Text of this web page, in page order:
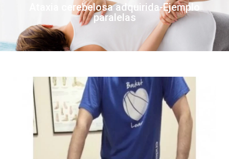
Ataxia cerebelosa adquirida-Ejemplo
paralelas